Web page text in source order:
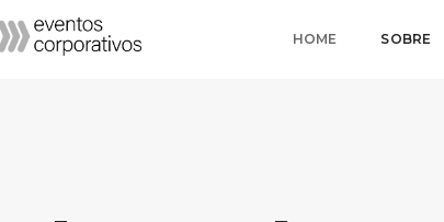
HOME SOBRE